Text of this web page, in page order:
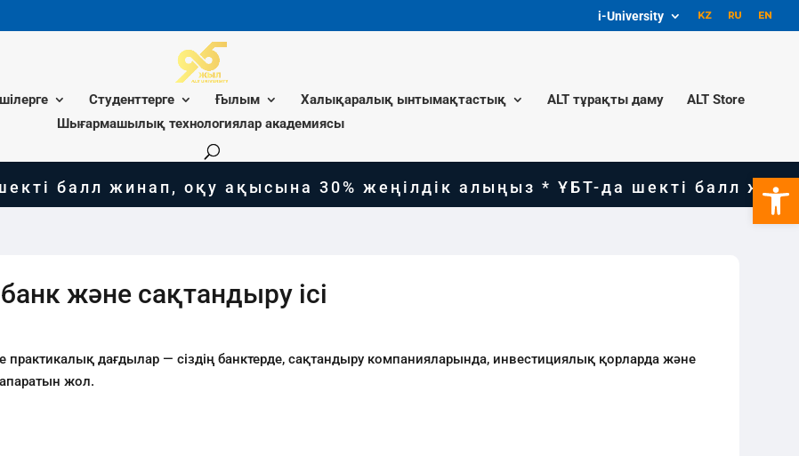
i-University
Студенттерге Ғылым Халықаралық ынтымақтастық ALT тұрақты даму
ALT Store
Шығармашылық технологиялар академиясы
жинап, оқу ақысына 30% жеңілдік алыңыз * ҰБТ-да шекті балл
және сақтандыру ісі
дағдылар — сіздің банктерде, сақтандыру компанияларында, инвестициялық қорларда және
жол.